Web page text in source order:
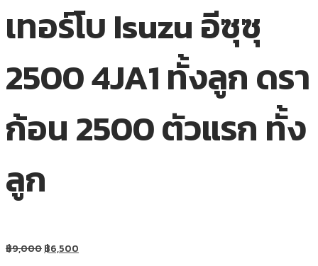
เทอร์โบ Isuzu อีซุซุ
2500 4JA1 ทั้งลูก ดรา
ก้อน 2500 ตัวแรก ทั้ง
ลูก
฿9,000฿6,500